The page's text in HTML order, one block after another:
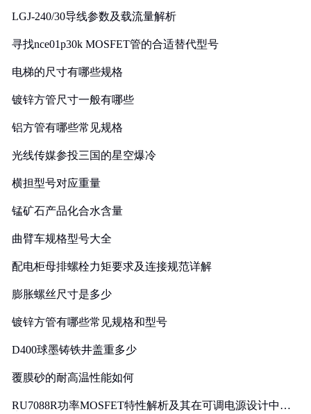
LGJ-240/30导线参数及载流量解析
寻找nce01p30k MOSFET管的合适替代型号
电梯的尺寸有哪些规格
镀锌方管尺寸一般有哪些
铝方管有哪些常见规格
光线传媒参投三国的星空爆冷
横担型号对应重量
锰矿石产品化合水含量
曲臂车规格型号大全
配电柜母排螺栓力矩要求及连接规范详解
膨胀螺丝尺寸是多少
镀锌方管有哪些常见规格和型号
D400球墨铸铁井盖重多少
覆膜砂的耐高温性能如何
RU7088R功率MOSFET特性解析及其在可调电源设计中的